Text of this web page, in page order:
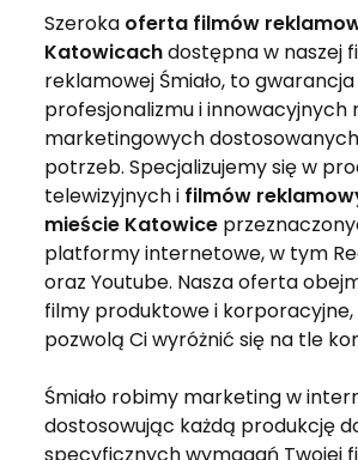
Szeroka oferta filmów
Katowicachdostępna w naszej
reklamowej Śmiało, to gwarancja
profesjonalizmu i innowacyjnych
marketingowych
potrzeb. Specjalizujemy się w
telewizyjnych i filmów
mieście Katowice
platformy internetowe, w tym
oraz Youtube. Nasza oferta
filmy produktowe i
pozwolą Ci wyróżnić się na tle
Śmiało robimy marketing w
dostosowując każdą produkcję